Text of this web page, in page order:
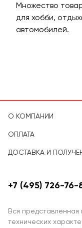
Множество
для хобби,
автомобилей.
О КОМПАНИИ
ОПЛАТА
ДОСТАВКА И
Вся
технических
+7 (495) 726-76-